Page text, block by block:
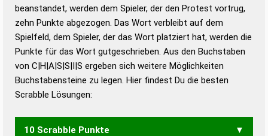
Duden – Standardwerk in 12 Bänden
Duden – Richtiges und gutes
Deutsch
Duden – Die deutsche Grammatik
Duden – Deutsches
beanstandet, werden dem Spieler, der den Protest vortrug,
zehn Punkte abgezogen. Das Wort verbleibt auf dem
Spielfeld, dem Spieler, der das Wort platziert hat, werden die
Punkte für das Wort gutgeschrieben. Aus den Buchstaben
von C|H|A|S|S|I|S ergeben sich weitere Möglichkeiten
Buchstabensteine zu legen. Hier findest Du die besten
Scrabble Lösungen:
10 Scrabble Punkte